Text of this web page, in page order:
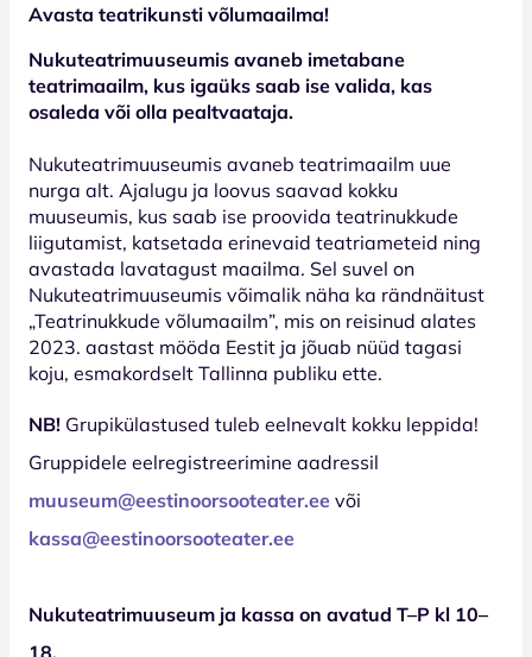
Avasta teatrikunsti võlumaailma!
Nukuteatrimuuseumis avaneb imetabane
teatrimaailm, kus igaüks saab ise valida, kas
osaleda või olla pealtvaataja.
Nukuteatrimuuseumis avaneb teatrimaailm uue
nurga alt. Ajalugu ja loovus saavad kokku
muuseumis, kus saab ise proovida teatrinukkude
liigutamist, katsetada erinevaid teatriameteid ning
avastada lavatagust maailma. Sel suvel on
Nukuteatrimuuseumis võimalik näha ka rändnäitust
„Teatrinukkude võlumaailm”, mis on reisinud alates
2023. aastast mööda Eestit ja jõuab nüüd tagasi
koju, esmakordselt Tallinna publiku ette.
NB! Grupikülastused tuleb eelnevalt kokku leppida!
Gruppidele eelregistreerimine aadressil
muuseum@eestinoorsooteater.ee või
kassa@eestinoorsooteater.ee
Nukuteatrimuuseum ja kassa on avatud T–P kl 10–
18.